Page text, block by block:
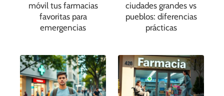
móvil tus farmacias
favoritas para
emergencias
ciudades grandes vs
pueblos: diferencias
prácticas